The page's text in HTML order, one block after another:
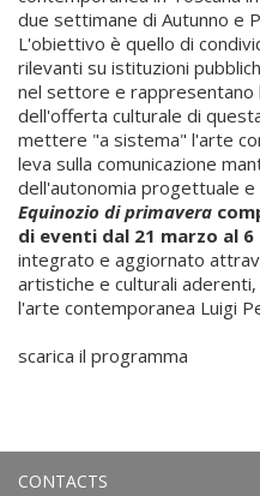
due settimane di Autunno e
L'obiettivo è quello di
rilevanti su istituzioni
nel settore e rappresentano
dell'offerta culturale di
mettere "a sistema" l'arte
leva sulla comunicazione
dell'autonomia progettuale e
Equinozio di primavera
di eventi dal 21 marzo al 6
integrato e aggiornato
artistiche e culturali
l'arte contemporanea Luigi
scarica il programma
CONTACTS